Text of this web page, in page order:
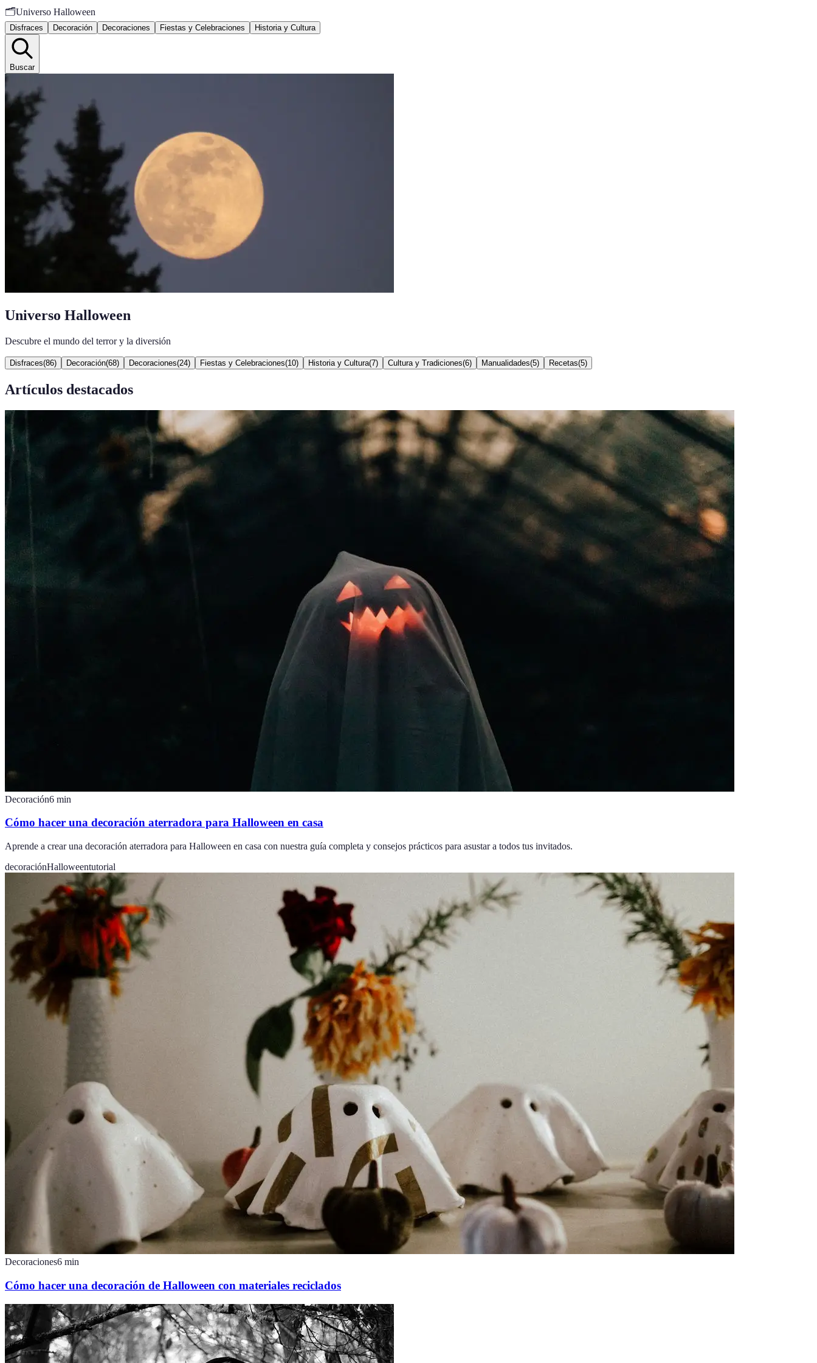
🗂️Universo Halloween
Disfraces Decoración Decoraciones Fiestas y Celebraciones Historia y Cultura
Buscar
Universo Halloween
Descubre el mundo del terror y la diversión
Disfraces(86) Decoración(68) Decoraciones(24) Fiestas y Celebraciones(10) Historia y Cultura(7) Cultura y Tradiciones(6) Manualidades(5) Recetas(5)
Artículos destacados
Decoración6 min
Cómo hacer una decoración aterradora para Halloween en casa
Aprende a crear una decoración aterradora para Halloween en casa con nuestra guía completa y consejos prácticos para asustar a todos tus invitados.
decoraciónHalloweentutorial
Decoraciones6 min
Cómo hacer una decoración de Halloween con materiales reciclados